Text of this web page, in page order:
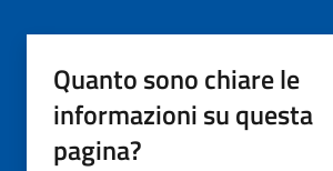
Quanto sono chiare le
informazioni su questa
pagina?